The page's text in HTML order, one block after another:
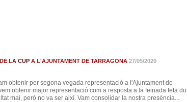
LA CUP A L'AJUNTAMENT DE TARRAGONA 27/05/2020
obtenir per segona vegada representació a l'Ajuntament de
obtenir major representació com a resposta a la feinada feta
mai, però no va ser així. Vam consolidar la nostra presència...